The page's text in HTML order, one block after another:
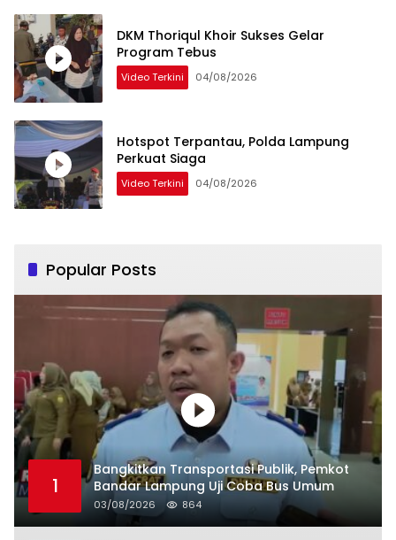
DKM Thoriqul Khoir Sukses Gelar
Program Tebus
Video Terkini 04/08/2026
Hotspot Terpantau, Polda Lampung
Perkuat Siaga
Video Terkini 04/08/2026
Popular Posts
1
Bangkitkan Transportasi Publik, Pemkot
Bandar Lampung Uji Coba Bus Umum
03/08/2026 864